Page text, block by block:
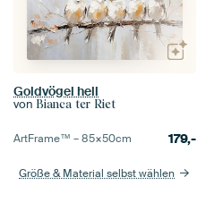
Goldvögel hell
von Bianca ter Riet
ArtFrame™ –85×50cm 179,-
Größe & Material selbst wählen